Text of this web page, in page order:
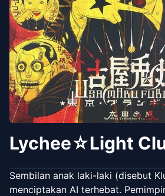
Lychee☆Light
Sembilan anak laki-laki (disebut
menciptakan AI terhebat.